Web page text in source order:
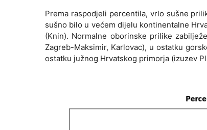
Prema raspodjeli percentila, vrlo sušne
sušno bilo u većem dijelu kontinentalne
(Knin). Normalne oborinske prilike
Zagreb-Maksimir, Karlovac), u ostatku
ostatku južnog Hrvatskog primorja (izuzev